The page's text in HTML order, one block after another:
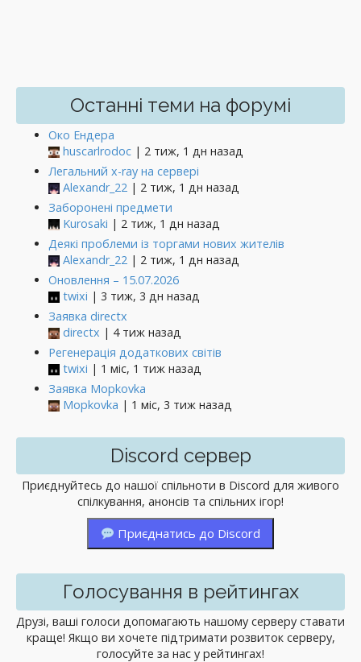
Останні теми на форумі
Око Ендера
huscarlrodoc | 2 тиж, 1 дн назад
Легальний x-ray на сервері
Alexandr_22 | 2 тиж, 1 дн назад
Заборонені предмети
Kurosaki | 2 тиж, 1 дн назад
Деякі проблеми із торгами нових жителів
Alexandr_22 | 2 тиж, 1 дн назад
Оновлення – 15.07.2026
twixi | 3 тиж, 3 дн назад
Заявка directx
directx | 4 тиж назад
Регенерація додаткових світів
twixi | 1 міс, 1 тиж назад
Заявка Mopkovka
Mopkovka | 1 міс, 3 тиж назад
Discord сервер
Приєднуйтесь до нашої спільноти в Discord для живого
спілкування, анонсів та спільних ігор!
Приєднатись до Discord
Голосування в рейтингах
Друзі, ваші голоси допомагають нашому серверу ставати
краще! Якщо ви хочете підтримати розвиток серверу,
голосуйте за нас у рейтингах!